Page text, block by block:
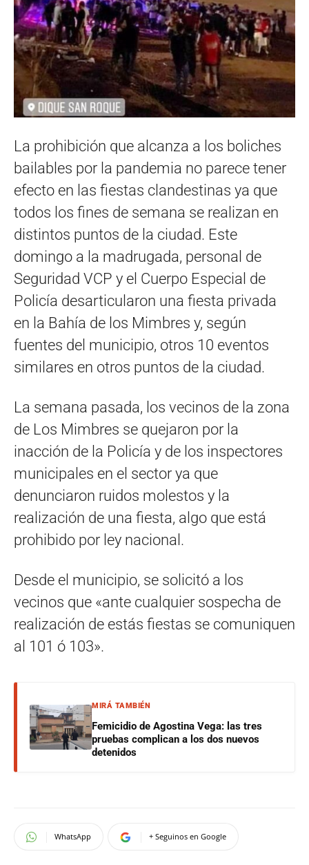
La prohibición que alcanza a los boliches
bailables por la pandemia no parece tener
efecto en las fiestas clandestinas ya que
todos los fines de semana se realizan en
distintos puntos de la ciudad. Este
domingo a la madrugada, personal de
Seguridad VCP y el Cuerpo Especial de
Policía desarticularon una fiesta privada
en la Bahía de los Mimbres y, según
fuentes del municipio, otros 10 eventos
similares en otros puntos de la ciudad.
La semana pasada, los vecinos de la zona
de Los Mimbres se quejaron por la
inacción de la Policía y de los inspectores
municipales en el sector ya que
denunciaron ruidos molestos y la
realización de una fiesta, algo que está
prohibido por ley nacional.
Desde el municipio, se solicitó a los
vecinos que «ante cualquier sospecha de
realización de estás fiestas se comuniquen
al 101 ó 103».
MIRÁ TAMBIÉN
Femicidio de Agostina Vega: las tres
pruebas complican a los dos nuevos
detenidos
WhatsApp + Seguinos en Google